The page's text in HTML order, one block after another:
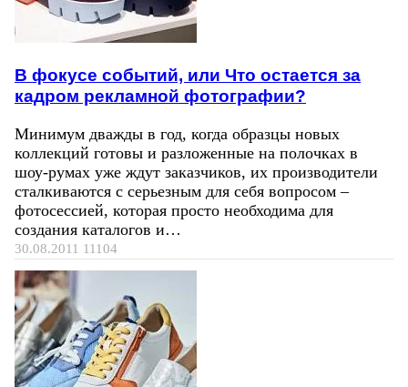
В фокусе событий, или Что остается за
кадром рекламной фотографии?
Минимум дважды в год, когда образцы новых
коллекций готовы и разложенные на полочках в
шоу-румах уже ждут заказчиков, их производители
сталкиваются с серьезным для себя вопросом –
фотосессией, которая просто необходима для
создания каталогов и…
30.08.2011 11104